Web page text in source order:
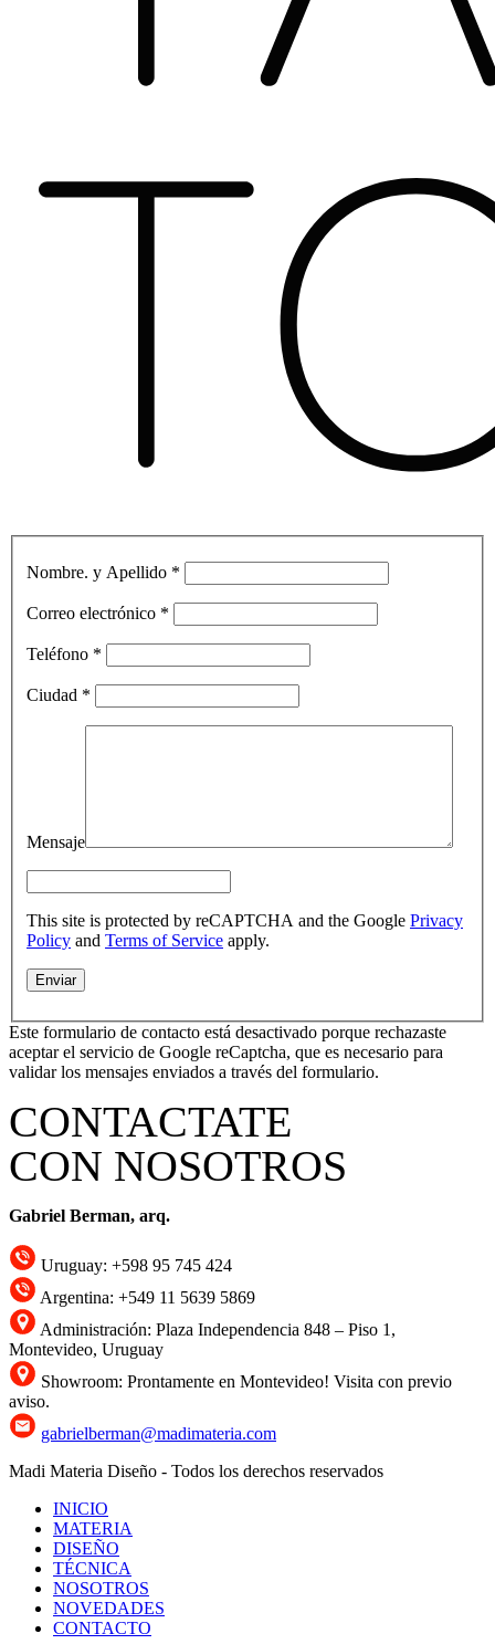
Nombre. y Apellido *
Correo electrónico *
Teléfono *
Ciudad *
Mensaje
This site is protected by reCAPTCHA and the Google Privacy
Policy and Terms of Service apply.
Este formulario de contacto está desactivado porque rechazaste
aceptar el servicio de Google reCaptcha, que es necesario para
validar los mensajes enviados a través del formulario.
CONTACTATE
CON NOSOTROS
Gabriel Berman, arq.
Uruguay: +598 95 745 424
Argentina: +549 11 5639 5869
Administración: Plaza Independencia 848 – Piso 1,
Montevideo, Uruguay
Showroom: Prontamente en Montevideo! Visita con previo
aviso.
gabrielberman@madimateria.com
Madi Materia Diseño - Todos los derechos reservados
INICIO
MATERIA
DISEÑO
TÉCNICA
NOSOTROS
NOVEDADES
CONTACTO